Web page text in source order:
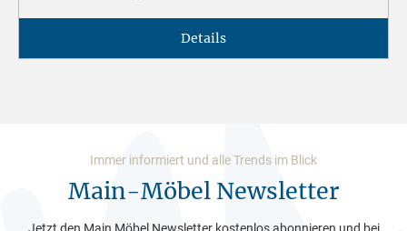
Details
Immer informiert und alle Trends im Blick
Main-Möbel Newsletter